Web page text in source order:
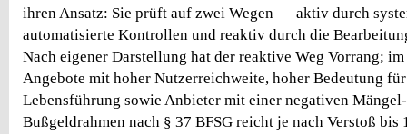
ihren Ansatz: Sie prüft auf zwei Wegen — aktiv durch
automatisierte Kontrollen und reaktiv durch die
Nach eigener Darstellung hat der reaktive Weg Vorrang; im
Angebote mit hoher Nutzerreichweite, hoher Bedeutung
Lebensführung sowie Anbieter mit einer negativen
Bußgeldrahmen nach § 37 BFSG reicht je nach Verstoß bis